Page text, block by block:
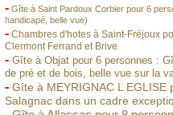
- Gîte à Saint Pardoux Corbier pour 6
handicapé, belle vue)
- Chambres d'hotes à Saint-Fréjoux
Clermont Ferrand et Brive
- Gîte à Objat pour 6 personnes :
de pré et de bois, belle vue sur la
- Gîte à MEYRIGNAC L
Salagnac dans un cadre